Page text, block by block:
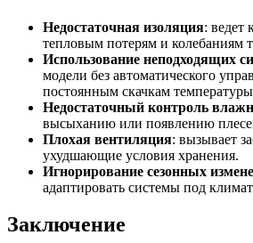
Недостаточная изоляция: ведет
тепловым потерям и колебаниям
Использование неподходящих
модели без автоматического
постоянным скачкам
Недостаточный контроль
высыханию или появлению
Плохая вентиляция: вызывает
ухудшающие условия хранения.
Игнорирование сезонных
адаптировать системы под
Заключение